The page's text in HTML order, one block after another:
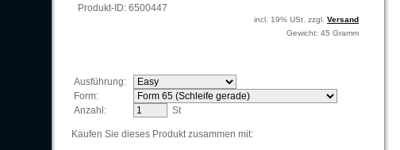
Produkt-ID: 6500447
incl. 19% USt. zzgl. Versand
Gewicht: 45 Gramm
Ausführung:
Form:
Anzahl:
St
Kaufen Sie dieses Produkt zusammen mit: